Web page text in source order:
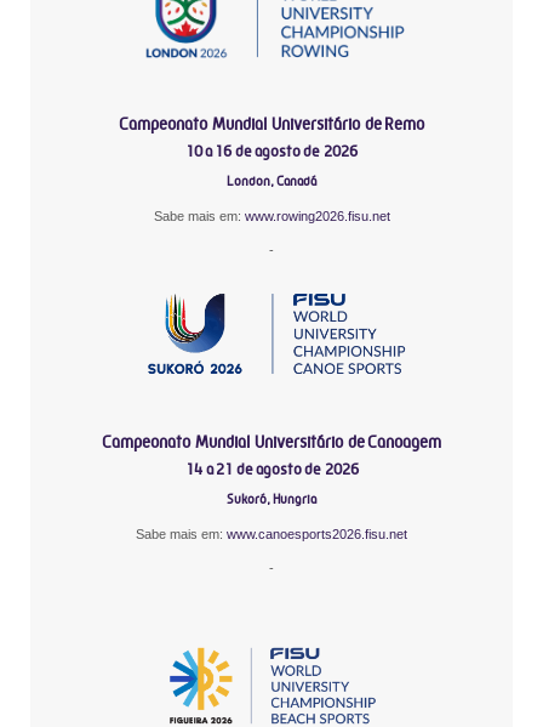
Campeonato Mundial Universitário de Remo
10 a 16 de agosto de 2026
London, Canadá
Sabe mais em: www.rowing2026.fisu.net
-
Campeonato Mundial Universitário de Canoagem
14 a 21 de agosto de 2026
Sukoró, Hungria
Sabe mais em: www.canoesports2026.fisu.net
-